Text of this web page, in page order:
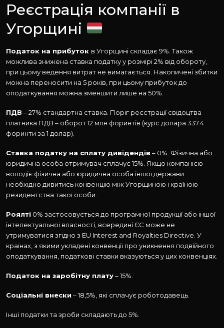
Реєстрація компанії в
Угорщині
Податок на прибуток в Угорщині складає 9%. Також
можлива знижена ставка податку у розмірі 2% від обороту,
при цьому ведення витрат не вимагається. Накопичені збитки
можна переносити на 5 років, при цьому прибуток до
оподаткування можна зменшити лише на 50%.
ПДВ – 27% стандартна ставка. Поріг реєстрації свідоцтва
платника ПДВ – оборот 12 млн форинтів (курс долара 337.4
форинти за 1 долар).
Ставка податку на сплату дивідендів – 0%. Фізична або
юридична особа отримувач сплачує 15%. Якщо компанією
володіє фізична або юридична особа іншої держави
необхідно дивитись конвенцію між Угорщиною і країною
резидентства такої особи.
Роялті 0% застосовується до програмної продукції або іншої
інтелектуальної власності, всередині ЄС може не
утримуватися згідно з EU Interest and Royalties Directive. У
країнах, з якими укладені конвенції про уникнення подвійного
оподаткування, податкові ставки вказуються у цих конвенціях.
Податок на заробітну плату– 15%.
Соціальні внески – 18,5%, які сплачує роботодавець.
Інші податки та зроби складають до 5%.